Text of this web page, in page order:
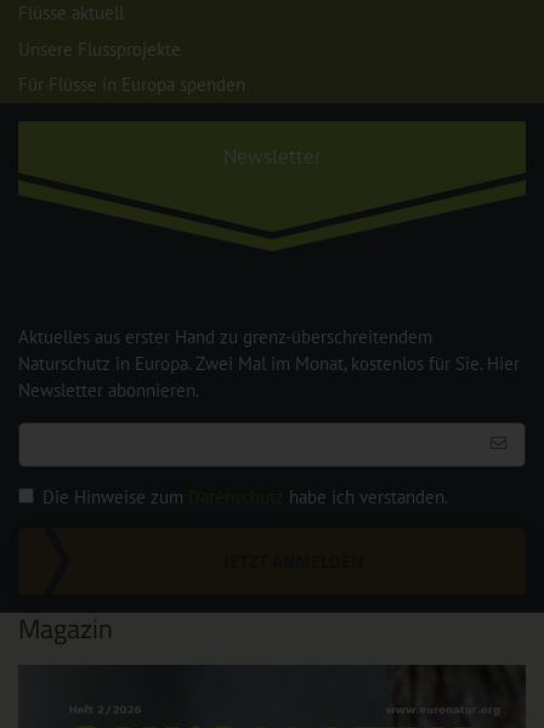
Flüsse aktuell
Unsere Flussprojekte
Für Flüsse in Europa spenden
Newsletter
Aktuelles aus erster Hand zu grenz-überschreitendem
Naturschutz in Europa. Zwei Mal im Monat, kostenlos für Sie. Hier
Newsletter abonnieren.
Die Hinweise zum habe ich verstanden.
Magazin